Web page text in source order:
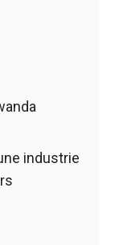
industrie